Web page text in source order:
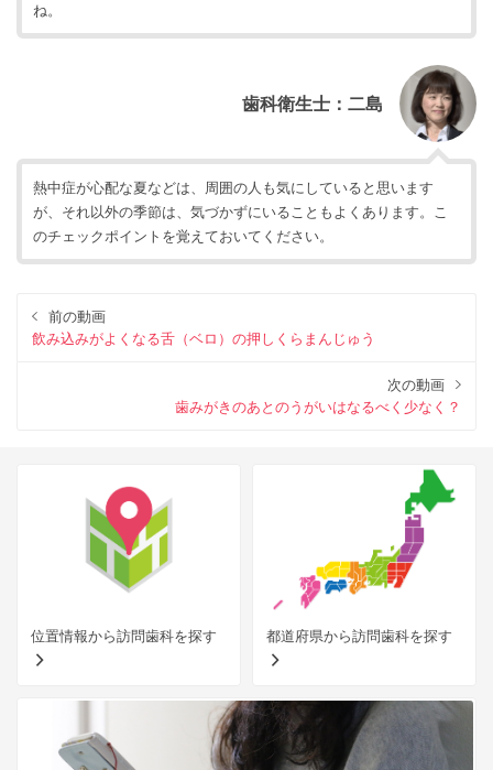
ね。
歯科衛生士：二島
熱中症が心配な夏などは、周囲の人も気にしていると思います
が、それ以外の季節は、気づかずにいることもよくあります。こ
のチェックポイントを覚えておいてください。
前の動画
飲み込みがよくなる舌（ベロ）の押しくらまんじゅう
次の動画
歯みがきのあとのうがいはなるべく少なく？
位置情報から訪問歯科を探す 都道府県から訪問歯科を探す